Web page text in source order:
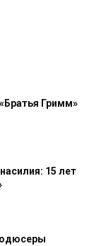
Гримм»
15 лет